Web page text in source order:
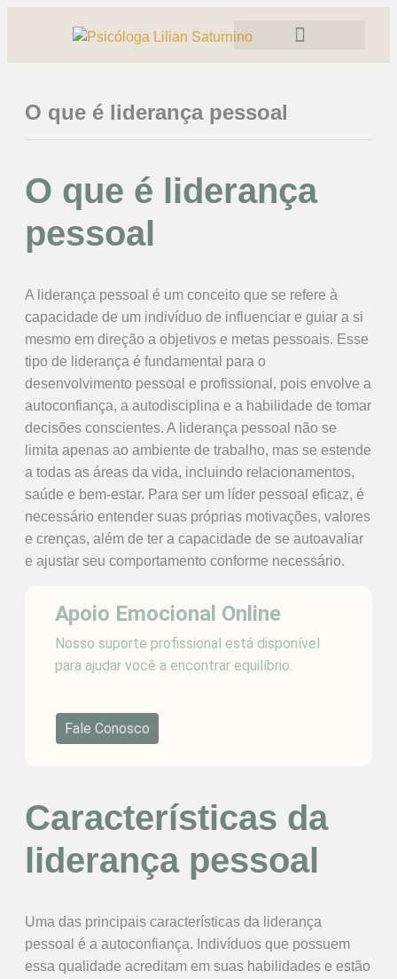
O que é liderança pessoal
O que é liderança
pessoal
A liderança pessoal é um conceito que se refere à
capacidade de um indivíduo de influenciar e guiar a si
mesmo em direção a objetivos e metas pessoais. Esse
tipo de liderança é fundamental para o
desenvolvimento pessoal e profissional, pois envolve a
autoconfiança, a autodisciplina e a habilidade de tomar
decisões conscientes. A liderança pessoal não se
limita apenas ao ambiente de trabalho, mas se estende
a todas as áreas da vida, incluindo relacionamentos,
saúde e bem-estar. Para ser um líder pessoal eficaz, é
necessário entender suas próprias motivações, valores
e crenças, além de ter a capacidade de se autoavaliar
e ajustar seu comportamento conforme necessário.
Apoio Emocional Online
Nosso suporte profissional está disponível
para ajudar você a encontrar equilíbrio.
Fale Conosco
Características da
liderança pessoal
Uma das principais características da liderança
pessoal é a autoconfiança. Indivíduos que possuem
essa qualidade acreditam em suas habilidades e estão